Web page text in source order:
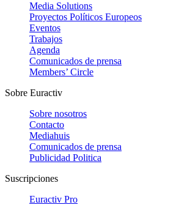
Media Solutions
Proyectos Políticos Europeos
Eventos
Trabajos
Agenda
Comunicados de prensa
Members’ Circle
Sobre Euractiv
Sobre nosotros
Contacto
Mediahuis
Comunicados de prensa
Publicidad Politica
Suscripciones
Euractiv Pro